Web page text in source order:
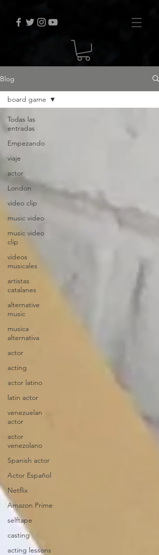
Blog
Todas las
entradas
Empezando
viaje
actor
London
video clip
music video
music video
clip
videos
musicales
artistas
catalanes
alternative
music
musica
alternativa
actor
acting
actor latino
latin actor
venezuelan
actor
actor
venezolano
Spanish actor
Actor Español
Netflix
Amazon Prime
selftape
casting
acting lessons
board game